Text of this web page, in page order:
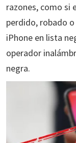
razones, como si
perdido, robado
iPhone en lista
operador
negra.